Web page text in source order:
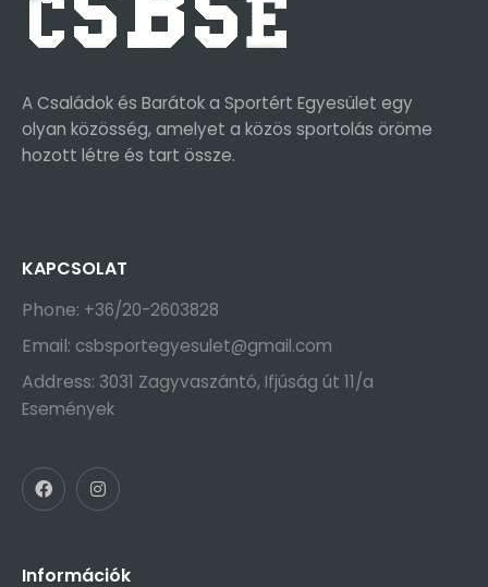
A Családok és Barátok a Sportért Egyesület egy
olyan közösség, amelyet a közös sportolás öröme
hozott létre és tart össze.
KAPCSOLAT
Phone: +36/20-2603828
Email: csbsportegyesulet@gmail.com
Address: 3031 Zagyvaszántó, Ifjúság út 11/a
Események
Információk